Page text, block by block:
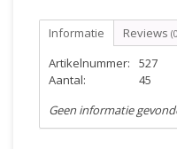
Informatie Reviews
Artikelnummer:
527
Aantal:
45
Geen informatie